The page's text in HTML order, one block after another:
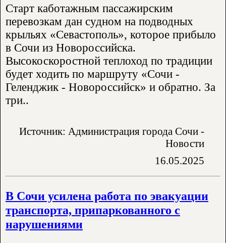
Старт каботажным пассажирским
перевозкам дан судном на подводных
крыльях «Севастополь», которое прибыло
в Сочи из Новороссийска.
Высокоскоростной теплоход по традиции
будет ходить по маршруту «Сочи -
Геленджик - Новороссийск» и обратно. За
три..
Источник: Администрация города Сочи -
Новости
16.05.2025
В Сочи усилена работа по эвакуации
транспорта, припаркованного с
нарушениями